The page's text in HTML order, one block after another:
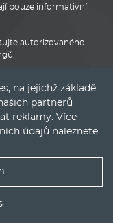
pouze informativní
autorizovaného
na jejichž základě
partnerů
reklamy. Více
údajů naleznete